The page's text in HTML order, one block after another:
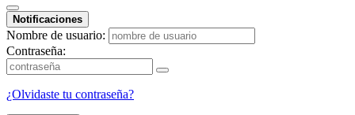
Notificaciones
Nombre de usuario:
Contraseña:
¿Olvidaste tu contraseña?